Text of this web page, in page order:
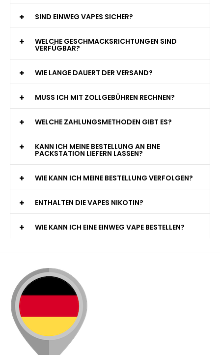
SIND EINWEG VAPES SICHER?
WELCHE GESCHMACKSRICHTUNGEN SIND
VERFÜGBAR?
WIE LANGE DAUERT DER VERSAND?
MUSS ICH MIT ZOLLGEBÜHREN RECHNEN?
WELCHE ZAHLUNGSMETHODEN GIBT ES?
KANN ICH MEINE BESTELLUNG AN EINE
PACKSTATION LIEFERN LASSEN?
WIE KANN ICH MEINE BESTELLUNG VERFOLGEN?
ENTHALTEN DIE VAPES NIKOTIN?
WIE KANN ICH EINE EINWEG VAPE BESTELLEN?